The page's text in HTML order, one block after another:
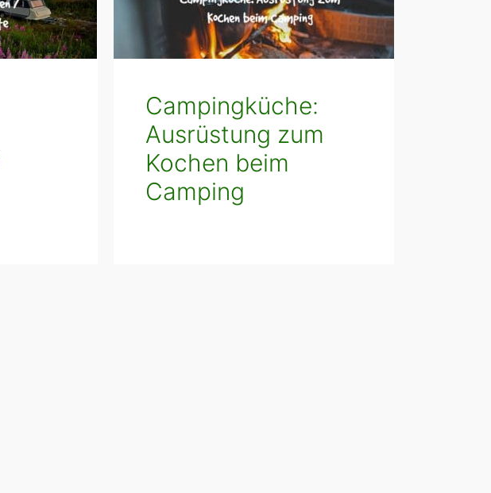
Campingküche:
Ausrüstung zum
Kochen beim
Camping